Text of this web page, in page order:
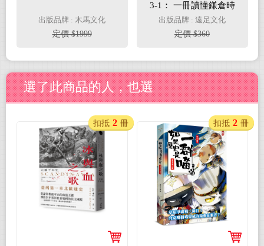
出版品牌 : 木馬文化
定價 $1999
3-1： 一冊讀懂鎌倉時
代
出版品牌 : 遠足文化
定價 $360
選了此商品的人，也選
扣抵 2 冊 扣抵 2 冊